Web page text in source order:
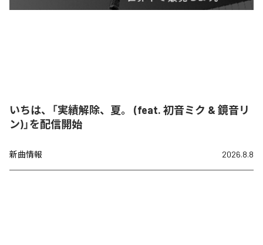
いちは、「実績解除、夏。 (feat. 初音ミク & 鏡音リ
ン)」を配信開始
新曲情報 2026.8.8